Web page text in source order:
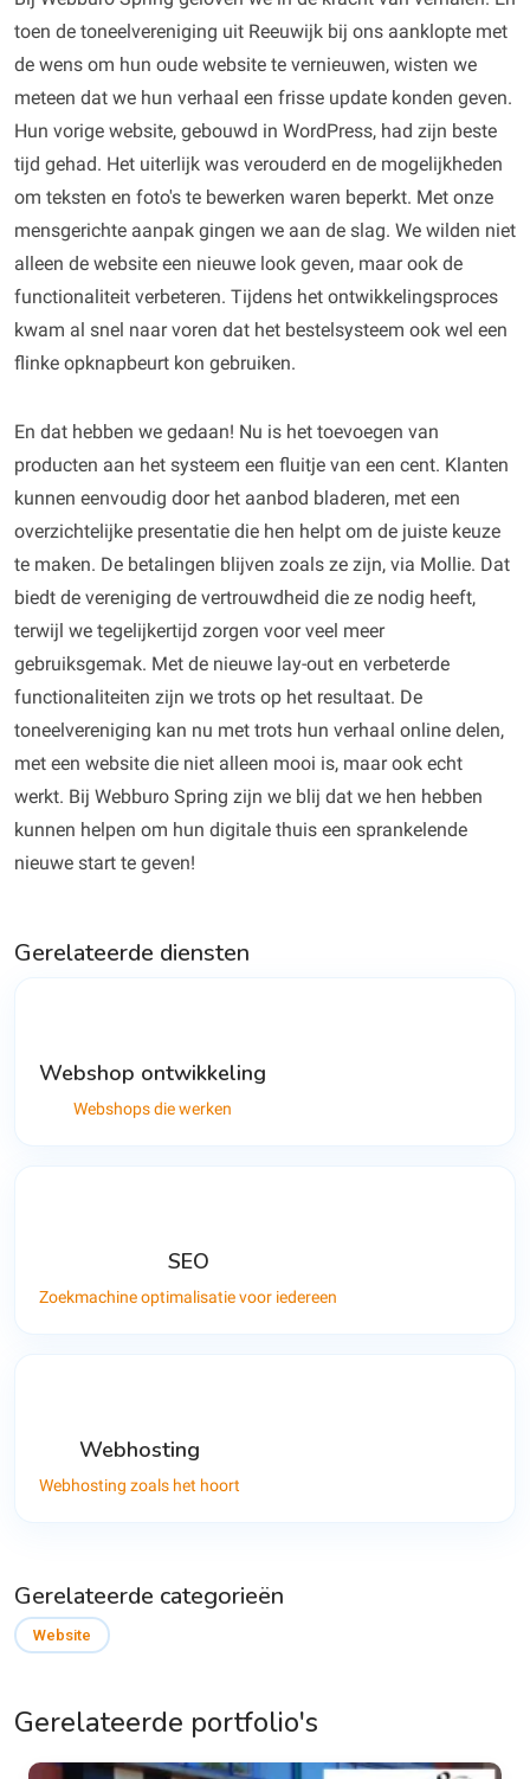
toen de toneelvereniging uit Reeuwijk bij ons aanklopte met
de wens om hun oude website te vernieuwen, wisten we
meteen dat we hun verhaal een frisse update konden geven.
Hun vorige website, gebouwd in WordPress, had zijn beste
tijd gehad. Het uiterlijk was verouderd en de mogelijkheden
om teksten en foto's te bewerken waren beperkt. Met onze
mensgerichte aanpak gingen we aan de slag. We wilden niet
alleen de website een nieuwe look geven, maar ook de
functionaliteit verbeteren. Tijdens het ontwikkelingsproces
kwam al snel naar voren dat het bestelsysteem ook wel een
flinke opknapbeurt kon gebruiken.
En dat hebben we gedaan! Nu is het toevoegen van
producten aan het systeem een fluitje van een cent. Klanten
kunnen eenvoudig door het aanbod bladeren, met een
overzichtelijke presentatie die hen helpt om de juiste keuze
te maken. De betalingen blijven zoals ze zijn, via Mollie. Dat
biedt de vereniging de vertrouwdheid die ze nodig heeft,
terwijl we tegelijkertijd zorgen voor veel meer
gebruiksgemak. Met de nieuwe lay-out en verbeterde
functionaliteiten zijn we trots op het resultaat. De
toneelvereniging kan nu met trots hun verhaal online delen,
met een website die niet alleen mooi is, maar ook echt
werkt. Bij Webburo Spring zijn we blij dat we hen hebben
kunnen helpen om hun digitale thuis een sprankelende
nieuwe start te geven!
Gerelateerde diensten
Webshop ontwikkeling
Webshops die werken
SEO
Zoekmachine optimalisatie voor iedereen
Webhosting
Webhosting zoals het hoort
Gerelateerde categorieën
Website
Gerelateerde portfolio's